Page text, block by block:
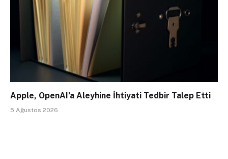
Apple, OpenAI’a Aleyhine İhtiyati Tedbir Talep Etti
5 Ağustos 2026